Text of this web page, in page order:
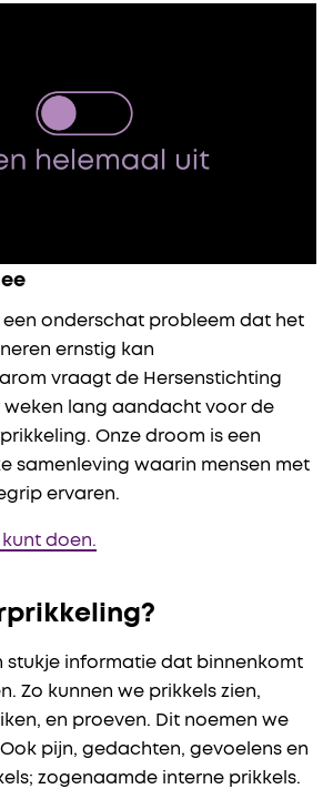
een onderschat probleem dat het
ernstig kan
vraagt de Hersenstichting
weken lang aandacht voor de
Onze droom is een
samenleving waarin mensen met
ervaren.
doen.
stukje informatie dat binnenkomt
Zo kunnen we prikkels zien,
en proeven. Dit noemen we
pijn, gedachten, gevoelens en
zogenaamde interne prikkels.